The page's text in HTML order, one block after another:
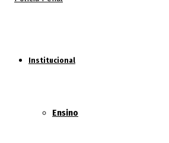
Institucional
Ensino